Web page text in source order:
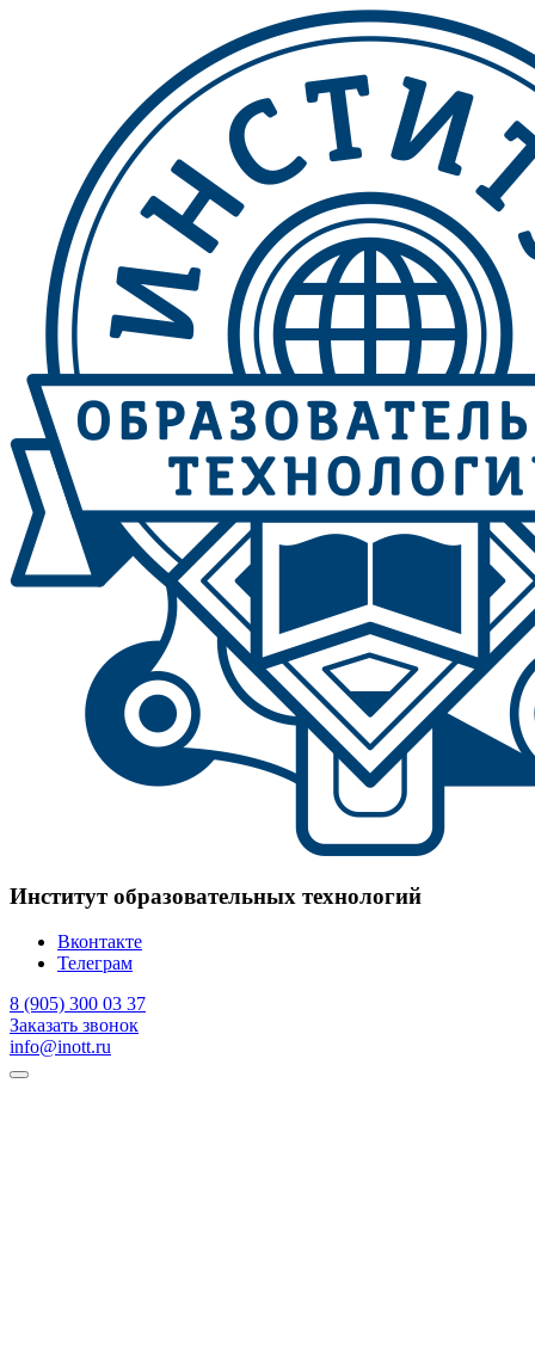
Институт образовательных технологий
Вконтакте
Телеграм
8 (905) 300 03 37
Заказать звонок
info@inott.ru